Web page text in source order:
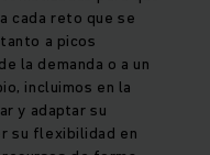
cada reto que se
a picos
la demanda o a un
incluimos en la
y adaptar su
su flexibilidad en